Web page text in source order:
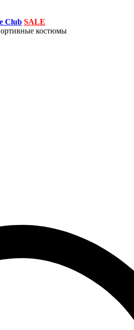
Club SALE
костюмы